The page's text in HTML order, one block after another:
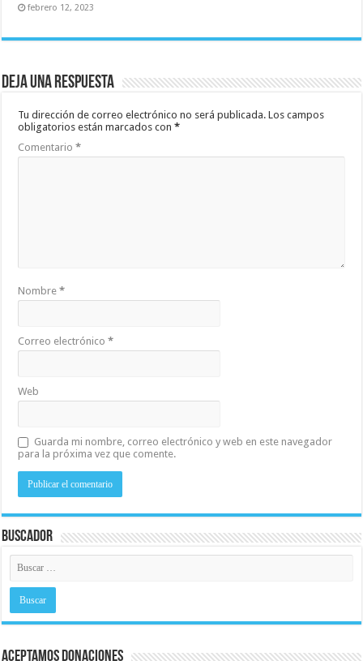
febrero 12, 2023
Deja una respuesta
Tu dirección de correo electrónico no será publicada. Los campos
obligatorios están marcados con*
Comentario*
Nombre*
Correo electrónico*
Web
Guarda mi nombre, correo electrónico y web en este navegador
para la próxima vez que comente.
Buscador
Aceptamos Donaciones